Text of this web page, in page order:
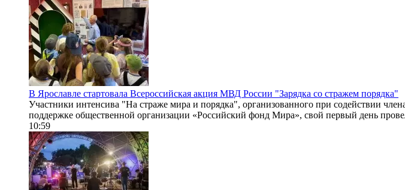
В Ярославле стартовала Всероссийская акция МВД России "Зарядка со стражем порядка"
Участники интенсива "На страже мира и порядка", организованного при содействии
поддержке общественной организации «Российский фонд Мира», свой первый день
10:59